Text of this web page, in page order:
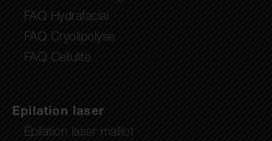
FAQ Hydrafacial
FAQ Cryolipolyse
FAQ Cellulite
Epilation laser
Épilation laser maillot